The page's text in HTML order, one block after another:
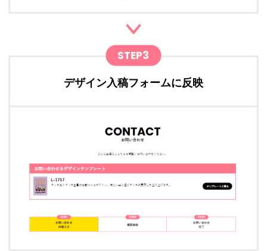
STEP3
デザイン入稿フォームに反映